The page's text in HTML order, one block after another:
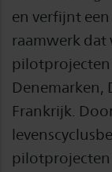
en verfijnt
raamwerk dat
Denemarken,
Frankrijk.